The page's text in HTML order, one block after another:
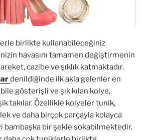
birlikte kullanabileceğiniz
havasını tamamen değiştirmenin
cazibe ve şıklık katmaktadır.
denildiğinde ilk akla gelenler en
gösterişli ve şık kılan kolye,
takılar. Özellikle kolyeler tunik,
ve daha birçok parçayla kolayca
bambaşka bir şekle sokabilmektedir.